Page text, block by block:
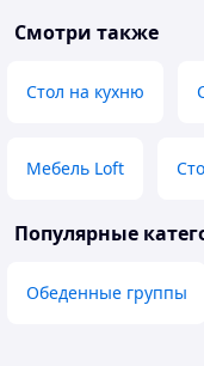
Смотри также
Стол на кухню
Мебель Loft
Популярные
Обеденные группы